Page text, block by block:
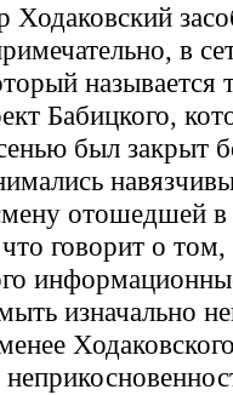
в
называется
Бабицкого,
был закрыт
отошедшей в
говорит о
изначально